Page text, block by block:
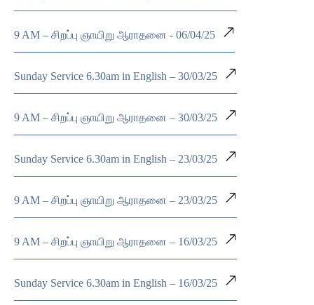
9 AM – சிறப்பு ஞாயிறு ஆராதனை - 06/04/25
Sunday Service 6.30am in English – 30/03/25
9 AM – சிறப்பு ஞாயிறு ஆராதனை – 30/03/25
Sunday Service 6.30am in English – 23/03/25
9 AM – சிறப்பு ஞாயிறு ஆராதனை – 23/03/25
9 AM – சிறப்பு ஞாயிறு ஆராதனை – 16/03/25
Sunday Service 6.30am in English – 16/03/25